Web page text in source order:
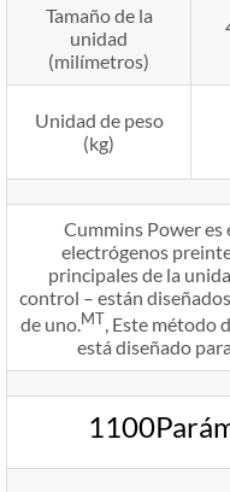
Tamaño de la
unidad
(milímetros)
Unidad de peso
(kg)
Cummins Power
electrógenos
principales de la
control – están
de uno.MT, Este método
está diseñado